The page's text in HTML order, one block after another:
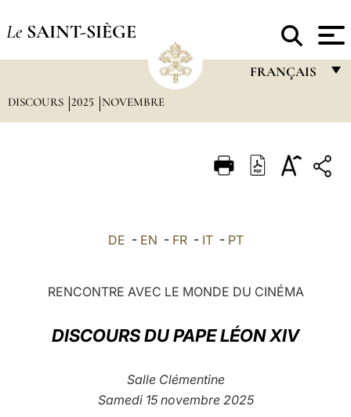
Le SAINT-SIÈGE
FRANÇAIS
ITALIANO
POLSKI
中文
DISCOURS 2025 NOVEMBRE
DE - EN - FR- IT- PT
RENCONTRE AVEC LE MONDE DU CINÉMA
DISCOURS DU PAPE LÉON XIV
Salle Clémentine
Samedi 15 novembre 2025